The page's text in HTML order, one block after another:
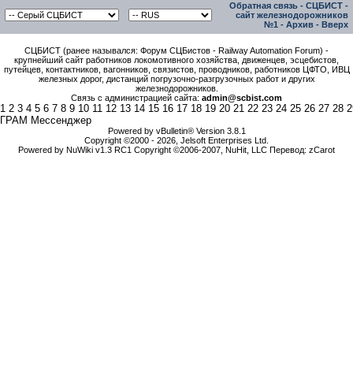
Обратная связь - СЦБИСТ -
сайт железнодорожников
№1 - Архив - Вверх
СЦБИСТ (ранее назывался: Форум СЦБистов - Railway Automation Forum) -
крупнейший сайт работников локомотивного хозяйства, движенцев, эсцебистов,
путейцев, контактников, вагонников, связистов, проводников, работников ЦФТО, ИВЦ
железных дорог, дистанций погрузочно-разгрузочных работ и других
железнодорожников.
Связь с администрацией сайта: admin@scbist.com
1 2 3 4 5 6 7 8 9 10 11 12 13 14 15 16 17 18 19 20 21 22 23 24 25 26 27 28
ГРАМ Мессенджер
Powered by vBulletin® Version 3.8.1
Copyright ©2000 - 2026, Jelsoft Enterprises Ltd.
Powered by NuWiki v1.3 RC1 Copyright ©2006-2007, NuHit, LLC Перевод: zCarot